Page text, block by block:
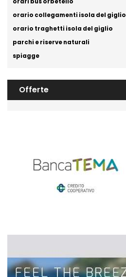
orario collegamenti isola del giglio
orario traghetti isola del giglio
parchi e riserve naturali
spiagge
Offerte